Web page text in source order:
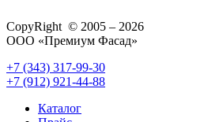
CopyRight © 2005 – 2026
ООО «Премиум Фасад»
+7 (343) 317-99-30
+7 (912) 921-44-88
Каталог